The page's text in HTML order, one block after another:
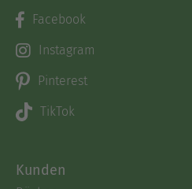
Facebook
Instagram
Pinterest
TikTok
Kunden